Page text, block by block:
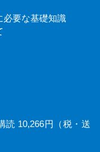
必要な基礎知識
10,266円（税・送